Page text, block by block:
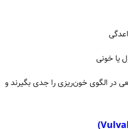
یا خونی
در الگوی خون‌ریزی را جدی بگیرند و